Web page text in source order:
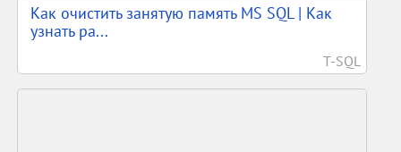
Как очистить занятую память MS SQL | Как
узнать ра...
T-SQL